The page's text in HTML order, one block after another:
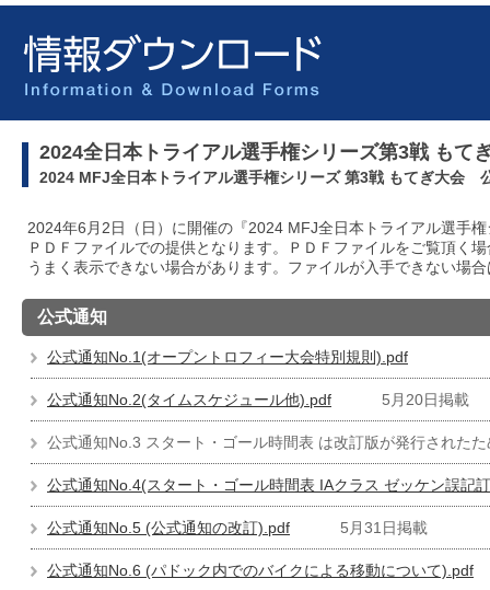
2024全日本トライアル選手権シリーズ第3戦 もて
2024 MFJ全日本トライアル選手権シリーズ 第3戦 もてぎ大会
2024年6月2日（日）に開催の『2024 MFJ全日本トライアル選手
ＰＤＦファイルでの提供となります。ＰＤＦファイルをご覧頂く
うまく表示できない場合があります。ファイルが入手できない場
公式通知
公式通知No.1(オープントロフィー大会特別規則).pdf
公式通知No.2(タイムスケジュール他).pdf 5月20日掲載
公式通知No.3 スタート・ゴール時間表 は改訂版が発行された
公式通知No.4(スタート・ゴール時間表 IAクラス ゼッケン誤記
公式通知No.5 (公式通知の改訂).pdf 5月31日掲載
公式通知No.6 (パドック内でのバイクによる移動について).pdf